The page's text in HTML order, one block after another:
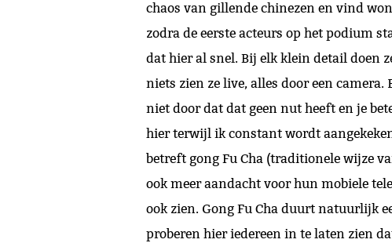
chaos van gillende chinezen en vind
zodra de eerste acteurs op het podium
dat hier al snel. Bij elk klein detail doen
niets zien ze live, alles door een
niet door dat dat geen nut heeft en je
hier terwijl ik constant wordt
betreft gong Fu Cha (traditionele wijze
ook meer aandacht voor hun mobiele
ook zien. Gong Fu Cha duurt natuurlijk
proberen hier iedereen in te laten zien